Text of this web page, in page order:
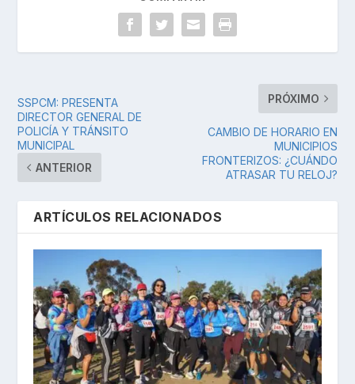
SSPCM: PRESENTA
DIRECTOR GENERAL DE
POLICÍA Y TRÁNSITO
MUNICIPAL
ANTERIOR
PRÓXIMO
CAMBIO DE HORARIO EN
MUNICIPIOS
FRONTERIZOS: ¿CUÁNDO
ATRASAR TU RELOJ?
ARTÍCULOS RELACIONADOS